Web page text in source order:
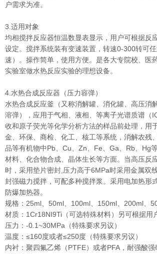
户需求为准。
3.适用对象
均相搅拌反应器恒温数显表显示，用户可根据反
设定。搅拌系统装有变速装置，转速0-300转可
速）。操作简单，使用方便。是各大专院校、医
实验室做水热反应实验的理想设备。
4.水热合成反应器（压力容弹）
水热合成反应釜（又称消解罐、消化罐、高压消
溶弹），应用于气相、液相、等离子光谱质谱（
收和原子荧光等化学分析方法的样品前处理，用
金、环保、商检、化工、核工等系统，消解农残
品等有机物中Pb、Cu、Zn、Fe、Ga、Rb、Hg
材料、化合物合成、晶体生长等方面。当高压反
时，采用垫片密封,压力高于6MPa时采用金属双
封强磁力搅拌，可配多种搅拌浆。采用电加热形
防爆加热器。
规格：25ml、50ml、100ml、150ml、200ml、
材质：1Cr18NI9Ti（可选特殊材料）另可根据用
压力：-0.1~30MPa（特殊要求另议）
温度：≤160度或者≤250度（特殊要求另议）
内衬：聚四氟乙烯（PTFE）或者PFA，耐强酸强